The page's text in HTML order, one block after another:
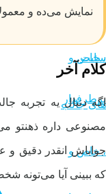
نمایش می‌ده و
کلام آخر
اگه دنبال یه
مصنوعی داره ذهنتو
جواباش انقدر دقیق و
که ببینی آیا می‌تونه